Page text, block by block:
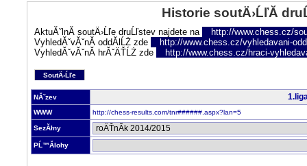
Historie soutÄ›ĹľĂ­
AktuĂˇlnĂ­ soutÄ›Ĺľe druĹľstev najdete na
http://www.chess.cz/
VyhledĂˇvĂˇnĂ­ oddĂ­lĹŻ zde
http://www.chess.cz/vyhledavani-
VyhledĂˇvĂˇnĂ­ hrĂˇÄŤĹŻ zde
http://www.chess.cz/hraci-
SoutÄ›Ĺľe
NĂˇzev
WWW http://chess-results.com/tnr######.aspx?lan=5
SezĂłny
PĹ™Ă­lohy